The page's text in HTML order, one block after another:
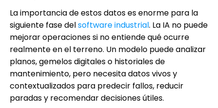
La importancia de estos datos es enorme para la
siguiente fase delsoftware industrial. La IA no puede
mejorar operaciones si no entiende qué ocurre
realmente en el terreno. Un modelo puede analizar
planos, gemelos digitales o historiales de
mantenimiento, pero necesita datos vivos y
contextualizados para predecir fallos, reducir
paradas y recomendar decisiones útiles.